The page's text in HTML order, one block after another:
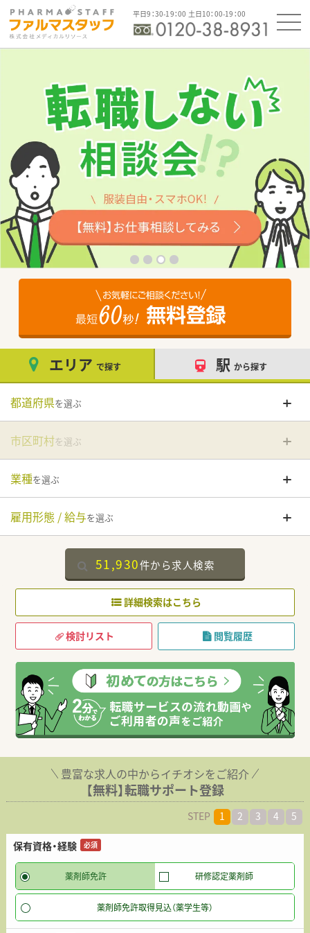
平日9：30-19：00 土日10：00-19：00
エリア で探す 駅 から探す
都道府県を選ぶ
市区町村を選ぶ
業種を選ぶ
雇用形態 / 給与を選ぶ
51,930件から求人検索
詳細検索はこちら
検討リスト 閲覧履歴
豊富な求人の中からイチオシをご紹介
【無料】転職サポート登録
STEP 1 2 3 4 5
保有資格・経験 必須
薬剤師免許 研修認定薬剤師
薬剤師免許取得見込（薬学生等）